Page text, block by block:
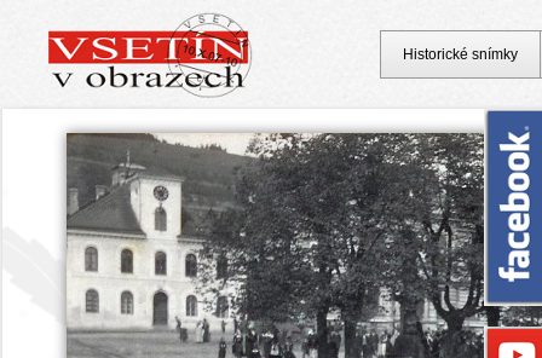
Historické snímky